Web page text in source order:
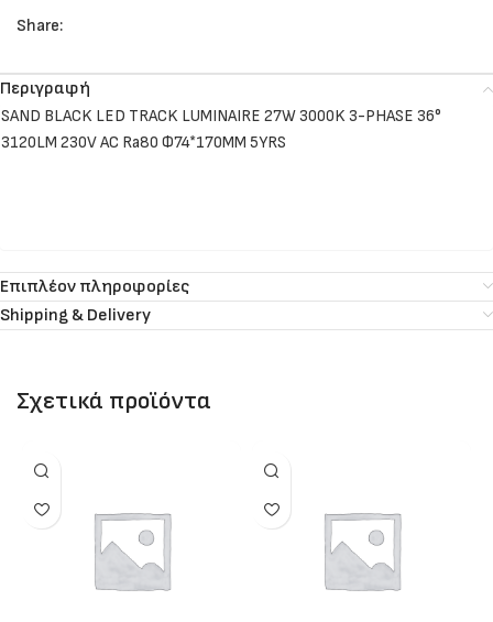
Share:
Περιγραφή
SAND BLACK LED TRACK LUMINAIRE 27W 3000K 3-PHASE 36°
3120LM 230V AC Ra80 Φ74*170MM 5YRS
Επιπλέον πληροφορίες
Shipping & Delivery
Σχετικά προϊόντα